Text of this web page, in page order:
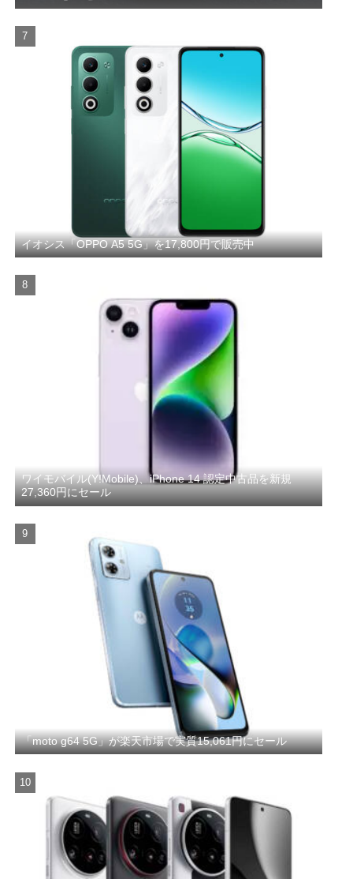
イオシス「OPPO A5 5G」を17,800円で販売中
ワイモバイル(Y!Mobile)、iPhone 14 認定中古品を新規
27,360円にセール
「moto g64 5G」が楽天市場で実質15,061円にセール